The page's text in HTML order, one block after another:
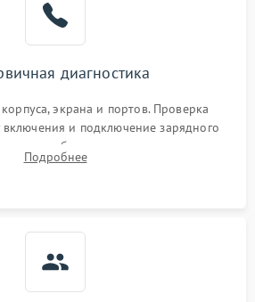
диагностика
экрана и портов. Проверка
и подключение зарядного
потребления тока с помощью
питания для локализации проблемы.
Подробнее